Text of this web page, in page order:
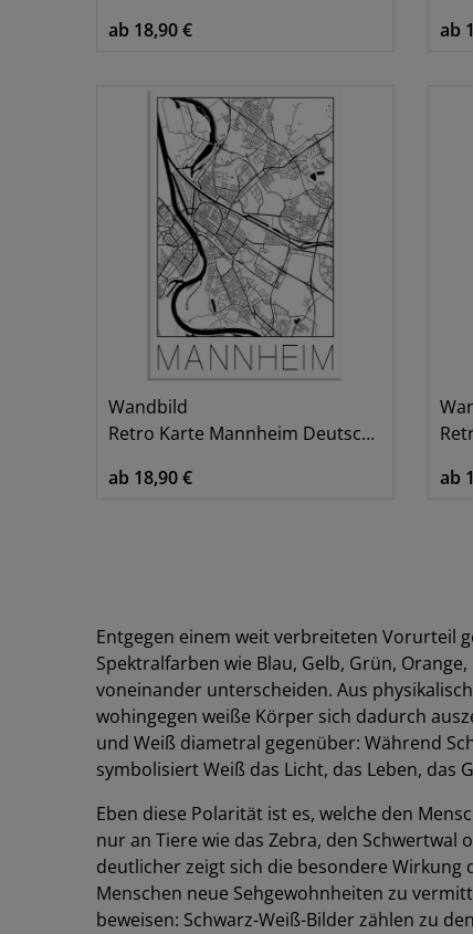
ab 18,90 €
ab
Wandbild
Retro Karte Mannheim Deutschland
ab 18,90 €
ab
Entgegen einem weit verbreiteten Vorurteil
Spektralfarben wie Blau, Gelb, Grün,
voneinander unterscheiden. Aus
wohingegen weiße Körper sich dadurch
und Weiß diametral gegenüber: Während
symbolisiert Weiß das Licht, das Leben, das
Eben diese Polarität ist es, welche den
nur an Tiere wie das Zebra, den
deutlicher zeigt sich die besondere
Menschen neue Sehgewohnheiten zu
beweisen: Schwarz-Weiß-Bilder zählen zu